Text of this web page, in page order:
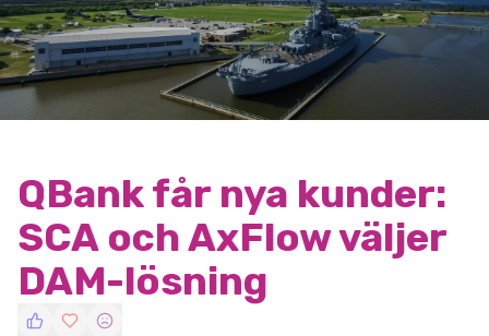
QBank får nya kunder:
SCA och AxFlow väljer
DAM-lösning